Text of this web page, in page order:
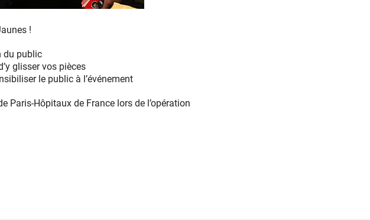
!
du public
glisser vos pièces
le public à l’événement
Paris-Hôpitaux de France lors de l’opération